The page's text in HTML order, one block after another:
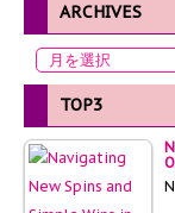
ARCHIVES
TOP3